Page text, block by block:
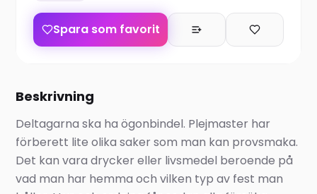
Spara som favorit
Beskrivning
Deltagarna ska ha ögonbindel. Plejmaster har
förberett lite olika saker som man kan provsmaka.
Det kan vara drycker eller livsmedel beroende på
vad man har hemma och vilken typ av fest man